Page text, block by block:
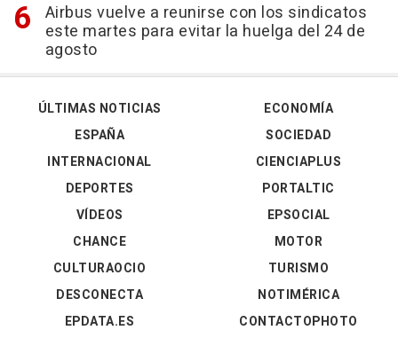
Airbus vuelve a reunirse con los sindicatos
este martes para evitar la huelga del 24 de
agosto
ÚLTIMAS NOTICIAS
ESPAÑA
INTERNACIONAL
DEPORTES
VÍDEOS
ECONOMÍA
SOCIEDAD
CIENCIAPLUS
PORTALTIC
EPSOCIAL
CHANCE
CULTURAOCIO
DESCONECTA
EPDATA.ES
MOTOR
TURISMO
NOTIMÉRICA
CONTACTOPHOTO